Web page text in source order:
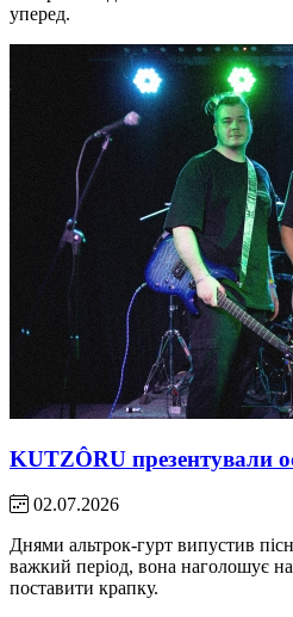
уперед.
KUTZÔRU презентували
02.07.2026
Днями альтрок-гурт випустив
важкий період, вона наголошує на
поставити крапку.